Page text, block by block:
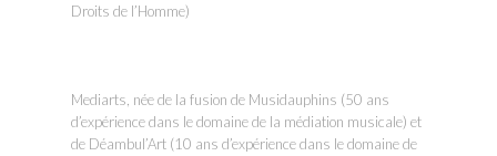
Droits de l’Homme)
Mediarts, née de la fusion de Musidauphins (50 ans
d’expérience dans le domaine de la médiation musicale) et
de Déambul’Art (10 ans d’expérience dans le domaine de